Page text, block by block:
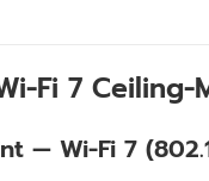
Fi 7 Ceiling-
— Wi-Fi 7